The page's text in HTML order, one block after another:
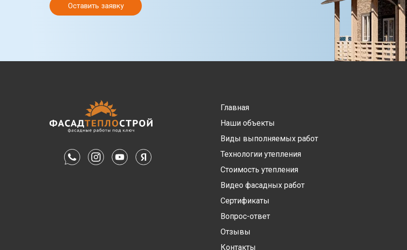
Оставить заявку
Главная
Наши объекты
Виды выполняемых работ
Технологии утепления
Стоимость утепления
Видео фасадных работ
Сертификаты
Вопрос-ответ
Отзывы
Контакты